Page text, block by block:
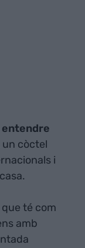
entendre
un còctel
i
té com
amb